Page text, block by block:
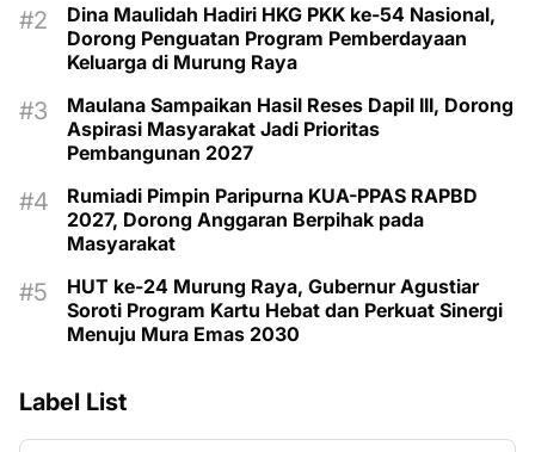
Dina Maulidah Hadiri HKG PKK ke-54 Nasional,
Dorong Penguatan Program Pemberdayaan
Keluarga di Murung Raya
Maulana Sampaikan Hasil Reses Dapil III, Dorong
Aspirasi Masyarakat Jadi Prioritas
Pembangunan 2027
Rumiadi Pimpin Paripurna KUA-PPAS RAPBD
2027, Dorong Anggaran Berpihak pada
Masyarakat
HUT ke-24 Murung Raya, Gubernur Agustiar
Soroti Program Kartu Hebat dan Perkuat Sinergi
Menuju Mura Emas 2030
Label List